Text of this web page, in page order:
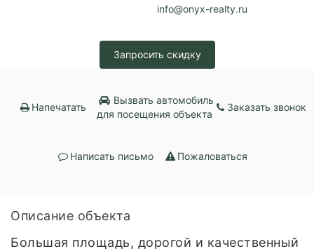
info@onyx-realty.ru
Запросить скидку
Напечатать
Вызвать автомобиль
для посещения объекта
Заказать звонок
Написать письмо Пожаловаться
Описание объекта
Большая площадь, дорогой и качественный